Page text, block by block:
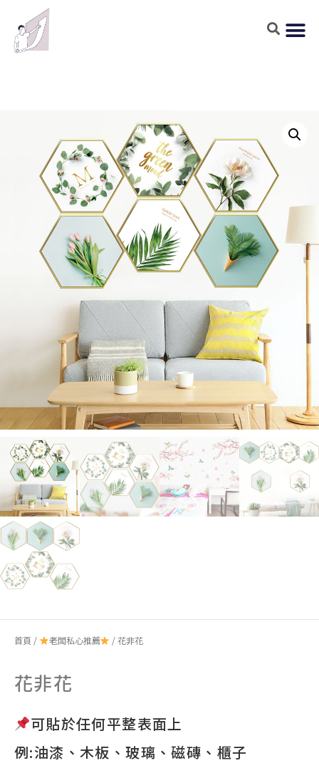
首頁 / 老闆私心推薦 / 花非花
花非花
可貼於任何平整表面上
例:油漆、木板、玻璃、磁磚、櫃子